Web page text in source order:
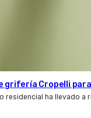
grifería Cropelli
residencial ha llevado